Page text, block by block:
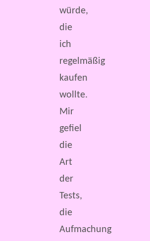
würde,
die
ich
regelmäßig
kaufen
wollte.
Mir
gefiel
die
Art
der
Tests,
die
Aufmachung